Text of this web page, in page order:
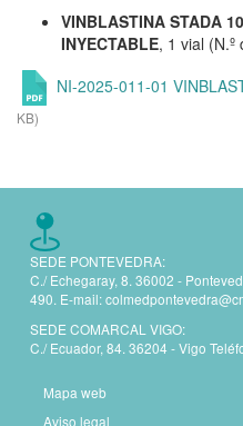
VINBLASTINA STADA
INYECTABLE, 1 vial
NI-2025-011-01
KB)
SEDE PONTEVEDRA:
C./ Echegaray, 8. 36002 -
490. E-mail:
SEDE COMARCAL VIGO:
C./ Ecuador, 84. 36204 - Vigo
Mapa web
Aviso legal